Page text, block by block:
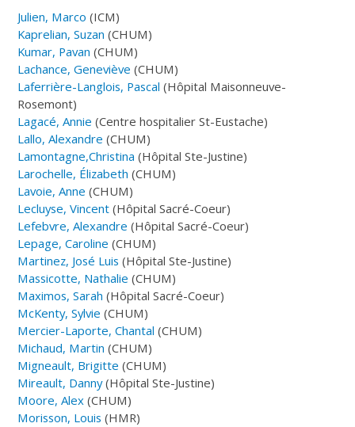
Julien, Marco (ICM)
Kaprelian, Suzan (CHUM)
Kumar, Pavan (CHUM)
Lachance, Geneviève (CHUM)
Laferrière-Langlois, Pascal (Hôpital Maisonneuve-
Rosemont)
Lagacé, Annie (Centre hospitalier St-Eustache)
Lallo, Alexandre (CHUM)
Lamontagne,Christina (Hôpital Ste-Justine)
Larochelle, Élizabeth (CHUM)
Lavoie, Anne (CHUM)
Lecluyse, Vincent (Hôpital Sacré-Coeur)
Lefebvre, Alexandre (Hôpital Sacré-Coeur)
Lepage, Caroline (CHUM)
Martinez, José Luis (Hôpital Ste-Justine)
Massicotte, Nathalie (CHUM)
Maximos, Sarah (Hôpital Sacré-Coeur)
McKenty, Sylvie (CHUM)
Mercier-Laporte, Chantal (CHUM)
Michaud, Martin (CHUM)
Migneault, Brigitte (CHUM)
Mireault, Danny(Hôpital Ste-Justine)
Moore, Alex (CHUM)
Morisson, Louis (HMR)